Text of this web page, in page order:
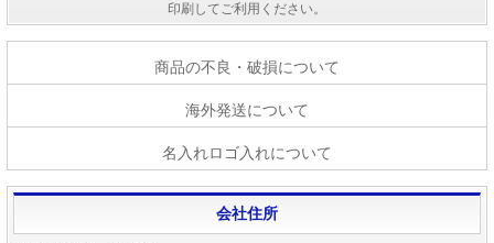
印刷してご利用ください。
商品の不良・破損について
海外発送について
名入れロゴ入れについて
会社住所